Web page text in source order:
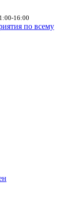
16:00
по всему